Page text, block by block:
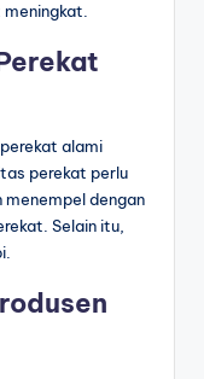
alami
perekat perlu
dengan
Selain itu,